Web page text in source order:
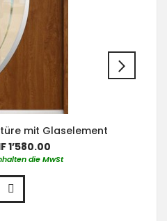
mit Glaselement
1’580.00
die MwSt